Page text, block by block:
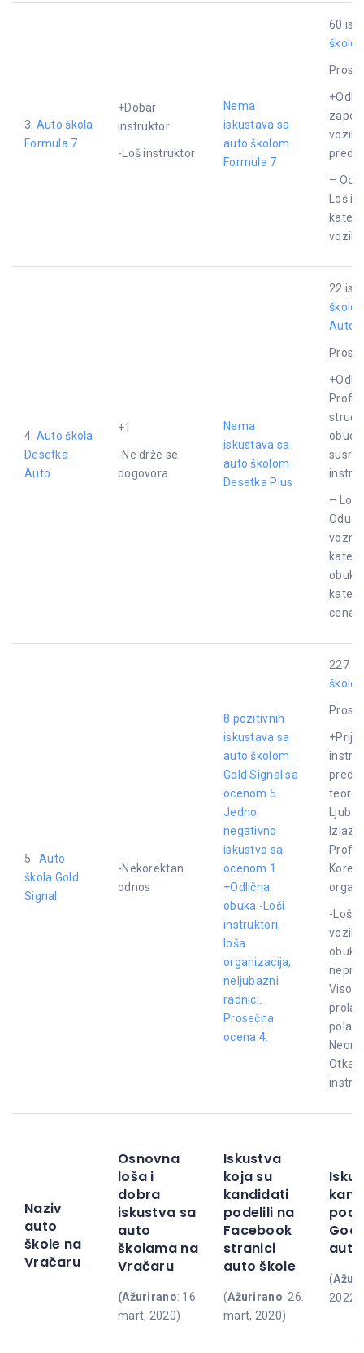
3. Auto škola
Formula 7
+Dobar
instruktor
-Loš instruktor
Nema
iskustava sa
auto školom
Formula 7
60
–
Loš
vozila
4. Auto škola
Desetka
Auto
+1
-Ne drže se
dogovora
Nema
iskustava sa
auto školom
Desetka Plus
22
Auto
obuci.
–
vozni
cena.
5.Auto
škola Gold
Signal
-Nekorektan
odnos
8 pozitivnih
iskustava sa
auto školom
Gold Signal sa
ocenom 5.
Jedno
negativno
iskustvo sa
ocenom 1.
+Odlična
obuka -Loši
instruktori,
loša
organizacija,
neljubazni
radnici.
Prosečna
ocena 4.
227
-Loš
Naziv
auto
škole na
Vračaru
Osnovna
loša i
dobra
iskustva sa
auto
školama na
Vračaru
(Ažurirano: 16.
mart, 2020)
Iskustva
koja su
kandidati
podelili na
Facebook
stranici
auto škole
(Ažurirano: 26.
mart, 2020)
(
2022)